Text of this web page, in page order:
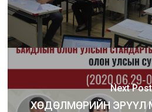
Next Post
ХӨДӨЛМӨРИЙН ЭРҮҮЛ